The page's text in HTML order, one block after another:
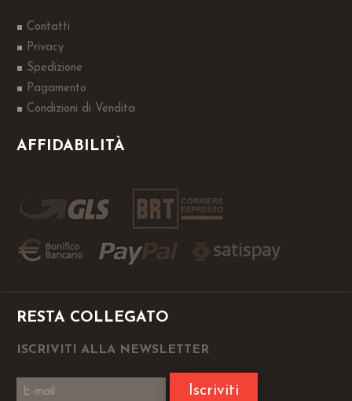
Contatti
Privacy
Spedizione
Pagamento
Condizioni di Vendita
AFFIDABILITÀ
RESTA COLLEGATO
ISCRIVITI ALLA NEWSLETTER
Iscriviti